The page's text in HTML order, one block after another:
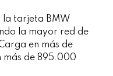
la tarjeta BMW
la mayor red de
en más de
más de 895.000